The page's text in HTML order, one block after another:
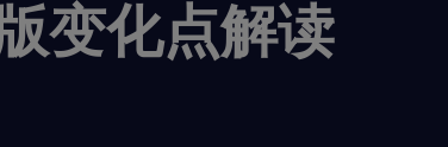
变化点解读